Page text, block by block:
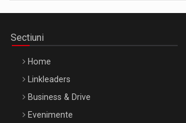
Sectiuni
Home
Linkleaders
Business & Drive
Evenimente